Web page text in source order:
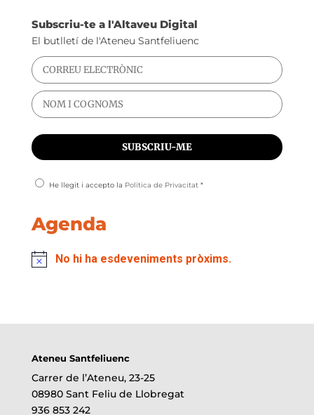
Subscriu-te a l'Altaveu Digital
El butlletí de l'Ateneu Santfeliuenc
He llegit i accepto la Política de Privacitat*
Agenda
No hi ha esdeveniments pròxims.
Ateneu Santfeliuenc
Carrer de l’Ateneu, 23-25
08980 Sant Feliu de Llobregat
936 853 242